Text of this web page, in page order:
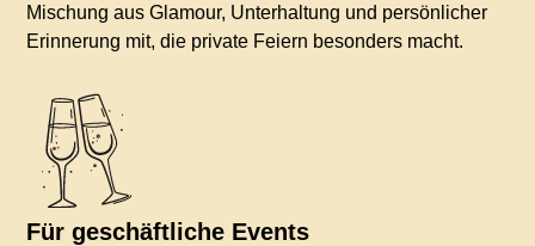
Mischung aus Glamour, Unterhaltung und persönlicher
Erinnerung mit, die private Feiern besonders macht.
Für geschäftliche Events